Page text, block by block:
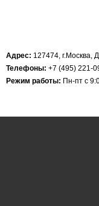
Адрес: 127474, г.Москва,
Телефоны: +7 (495) 221-
Режим работы: Пн-пт с